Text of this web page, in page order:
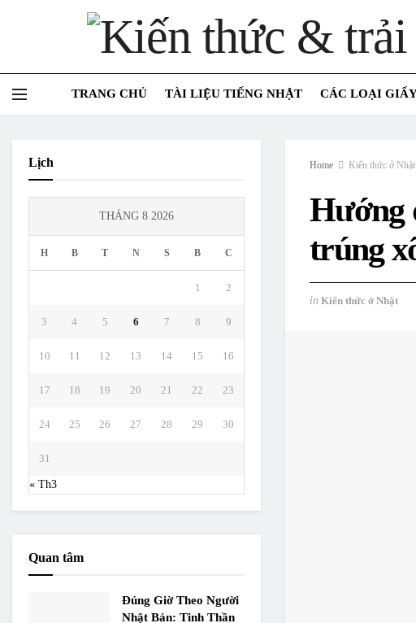
TRANG CHỦ TÀI LIỆU TIẾNG NHẬT CÁC LOẠI
Home Kiến thức ở Nhật
Hướng
trúng
in Kiến thức ở Nhật
Lịch
THÁNG 8 2026
H B T N S B C
1 2
3 4 5 6 7 8 9
10 11 12 13 14 15 16
17 18 19 20 21 22 23
24 25 26 27 28 29 30
31
« Th3
Quan tâm
Đúng Giờ Theo Người
Nhật Bản: Tinh Thần